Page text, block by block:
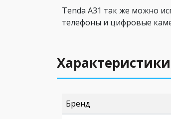
Tenda A31 так же можно
телефоны и цифровые
Характеристики
Бренд